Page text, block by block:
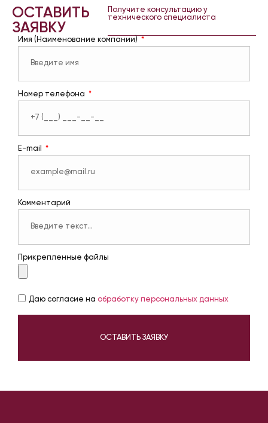
ОСТАВИТЬ
ЗАЯВКУ
Получите консультацию у
технического специалиста
Имя (Наименование компании)
Номер телефона
E-mail
Комментарий
Прикрепленные файлы
Даю согласие на обработку персональных данных
ОСТАВИТЬ ЗАЯВКУ